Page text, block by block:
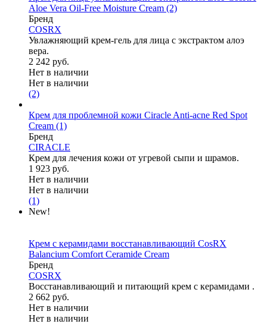
Aloe Vera Oil-Free Moisture Cream (2)
Бренд
COSRX
Увлажняющий крем-гель для лица с экстрактом алоэ
вера.
2 242 руб.
Нет в наличии
Нет в наличии
(2)
Крем для проблемной кожи Ciracle Anti-acne Red Spot
Cream (1)
Бренд
CIRACLE
Крем для лечения кожи от угревой сыпи и шрамов.
1 923 руб.
Нет в наличии
Нет в наличии
(1)
New!
Крем с керамидами восстанавливающий CosRX
Balancium Comfort Ceramide Cream
Бренд
COSRX
Восстанавливающий и питающий крем с керамидами .
2 662 руб.
Нет в наличии
Нет в наличии